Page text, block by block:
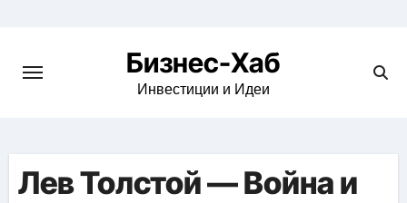
content
Бизнес-Хаб
Инвестиции и Идеи
Лев Толстой — Война и